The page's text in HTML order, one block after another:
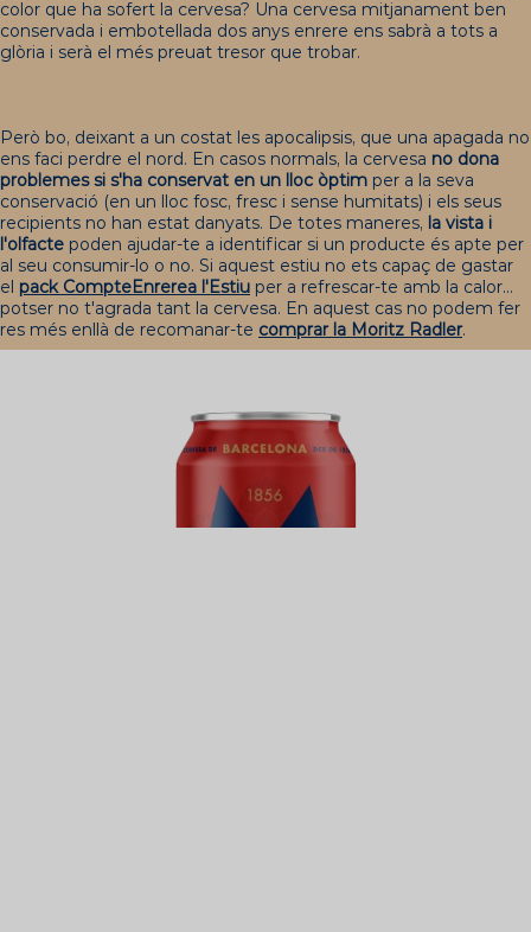
color que ha sofert la cervesa? Una cervesa mitjanament ben
conservada i embotellada dos anys enrere ens sabrà a tots a
glòria i serà el més preuat tresor que trobar.
Però bo, deixant a un costat les apocalipsis, que una apagada no
ens faci perdre el nord. En casos normals, la cervesa no dona
problemes si s'ha conservat en un lloc òptim per a la seva
conservació (en un lloc fosc, fresc i sense humitats) i els seus
recipients no han estat danyats. De totes maneres, la vista i
l'olfacte poden ajudar-te a identificar si un producte és apte per
al seu consumir-lo o no. Si aquest estiu no ets capaç de gastar
el pack CompteEnrerea l'Estiu per a refrescar-te amb la calor...
potser no t'agrada tant la cervesa. En aquest cas no podem fer
res més enllà de recomanar-te comprar la Moritz Radler.